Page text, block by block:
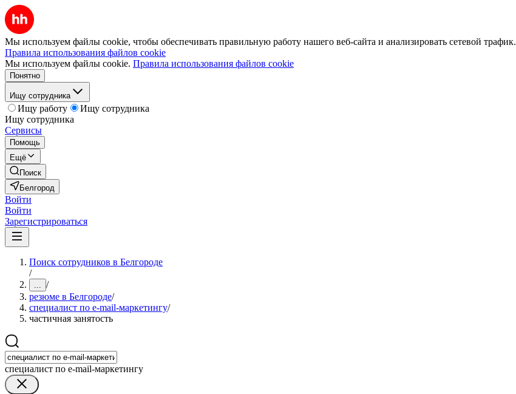
Мы используем файлы cookie, чтобы обеспечивать правильную работу нашего веб-сайта и анализировать сетевой трафик.
Правила использования файлов cookie
Мы используем файлы cookie. Правила использования файлов cookie
Понятно
Ищу сотрудника
Ищу работу
Ищу сотрудника
Ищу сотрудника
Сервисы
Помощь
Ещё
Поиск
Белгород
Войти
Войти
Зарегистрироваться
Поиск сотрудников в Белгороде
/
... /
резюме в Белгороде/
специалист по е-mail-маркетингу/
частичная занятость
специалист по е-mail-маркетингу